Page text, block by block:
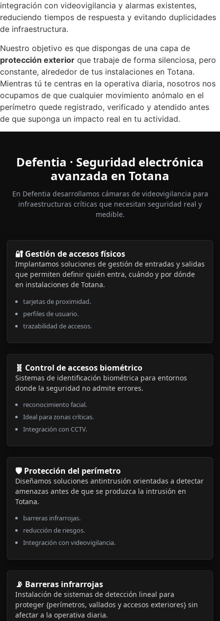
integración con videovigilancia y alarmas existentes,
reduciendo tiempos de respuesta y evitando duplicidades
de infraestructura.
Nuestro objetivo es que dispongas de una capa de
protección exterior que trabaje de forma silenciosa, pero
constante, alrededor de tus instalaciones en Totana.
Mientras tú te centras en la operativa diaria, nosotros nos
ocupamos de que cualquier movimiento anómalo en el
perímetro quede registrado, verificado y atendido antes
de que suponga un impacto real en tu actividad.
Defentia · Seguridad electrónica
avanzada en Totana
En Defentia desarrollamos cámaras de videovigilancia para
infraestructuras críticas que necesitan seguridad real y
medible.
🔐 Gestión de accesos físicos
Implantamos soluciones de gestión de entradas y salidas
que permiten definir quién entra, cuándo y por dónde
en instalaciones de Totana.
tarjetas de proximidad.
perfiles de usuario.
trazabilidad de accesos.
🧬 Control de accesos biométrico
Sistemas de identificación biométrica para entornos
donde la seguridad no admite errores.
reconocimiento facial.
Ideal para zonas críticas.
Integración con CCTV.
🛡️ Protección del perímetro
Diseñamos soluciones antintrusión orientadas a detectar
amenazas antes de que se produzca la intrusión en
Totana.
barreras infrarrojas.
reducción de riesgos.
Integración con videovigilancia.
📡 Barreras infrarrojas
Instalación de sistemas de detección lineal para
proteger {perímetros, vallados y accesos exteriores} sin
afectar a la operativa diaria.